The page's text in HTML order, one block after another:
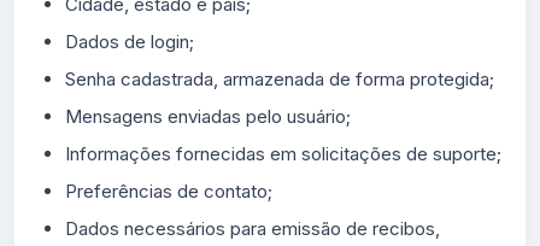
Dados de login;
Senha cadastrada, armazenada de forma protegida;
Mensagens enviadas pelo usuário;
Informações fornecidas em solicitações de suporte;
Preferências de contato;
Dados necessários para emissão de recibos,